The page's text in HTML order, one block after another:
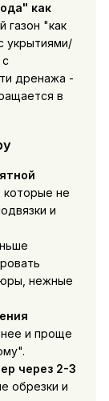
как
газон "как
укрытиями/
дренажа -
в
которые не
и
нежные
и проще
через 2-3
обрезки и